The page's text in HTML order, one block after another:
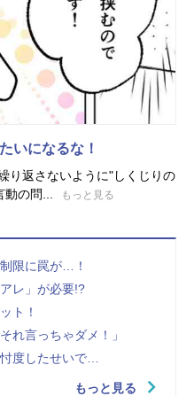
いになるな！
り返さないように"しくじりの
の問...
もっと見る
限に罠が…！
レ」が必要!?
ト！
れ言っちゃダメ！」
度したせいで…
もっと見る